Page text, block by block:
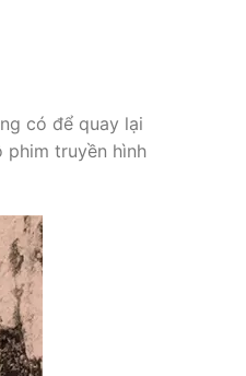
có để quay lại
phim truyền hình